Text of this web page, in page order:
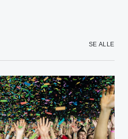
SE ALLE